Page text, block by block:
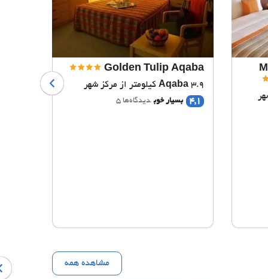
Golden Tulip Aqaba
Aqaba 3.9 کیلومتر از مرکز شهر
4,1
بسیار خوب دیدگاه‌ها 5
مشاهده همه